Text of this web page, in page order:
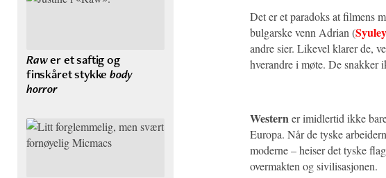
Det er et paradoks at filmens
bulgarske venn Adrian (
andre sier. Likevel klarer de,
hverandre i møte. De snakker
Westerner imidlertid ikke
Europa. Når de tyske
moderne – heiser det tyske
overmakten og sivilisasjonen.
Rawer et saftig og
finskåret stykkebody
horror